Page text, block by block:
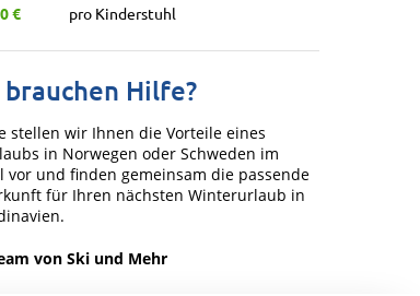
€
pro Kinderstuhl
brauchen Hilfe?
stellen wir Ihnen die Vorteile eines
in Norwegen oder Schweden im
vor und finden gemeinsam die passende
für Ihren nächsten Winterurlaub in
von Ski und Mehr